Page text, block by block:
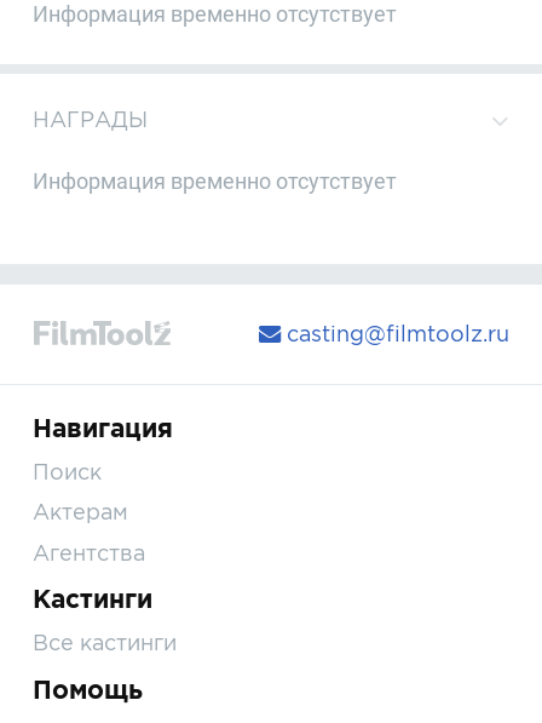
Информация временно отсутствует
НАГРАДЫ
Информация временно отсутствует
casting@filmtoolz.ru
Навигация
Поиск
Актерам
Агентства
Кастинги
Все кастинги
Помощь